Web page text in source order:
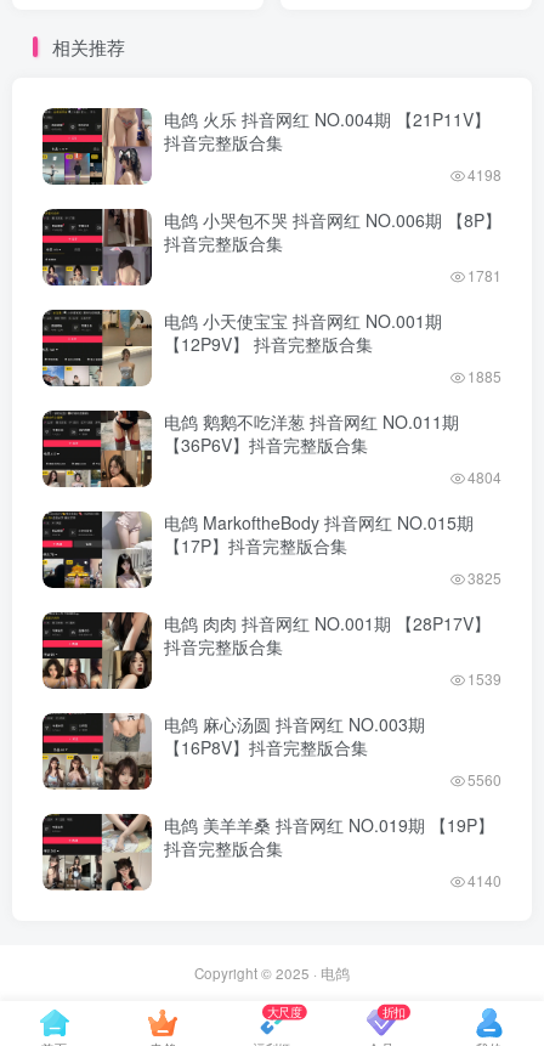
相关推荐
电鸽 火乐 抖音网红 NO.004期 【21P11V】
抖音完整版合集
4198
电鸽 小哭包不哭 抖音网红 NO.006期 【8P】
抖音完整版合集
1781
电鸽 小天使宝宝 抖音网红 NO.001期
【12P9V】 抖音完整版合集
1885
电鸽 鹅鹅不吃洋葱 抖音网红 NO.011期
【36P6V】抖音完整版合集
4804
电鸽 MarkoftheBody 抖音网红 NO.015期
【17P】抖音完整版合集
3825
电鸽 肉肉 抖音网红 NO.001期 【28P17V】
抖音完整版合集
1539
电鸽 麻心汤圆 抖音网红 NO.003期
【16P8V】抖音完整版合集
5560
电鸽 美羊羊桑 抖音网红 NO.019期 【19P】
抖音完整版合集
4140
Copyright © 2025 · 电鸽
大尺度 折扣